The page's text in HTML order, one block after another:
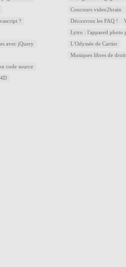
?
avec jQuery
code source
Concours video2brain
Découvrez les FAQ !
Lytro : l'appareil photo
L'Odyssée de Cartier
Musiques libres de